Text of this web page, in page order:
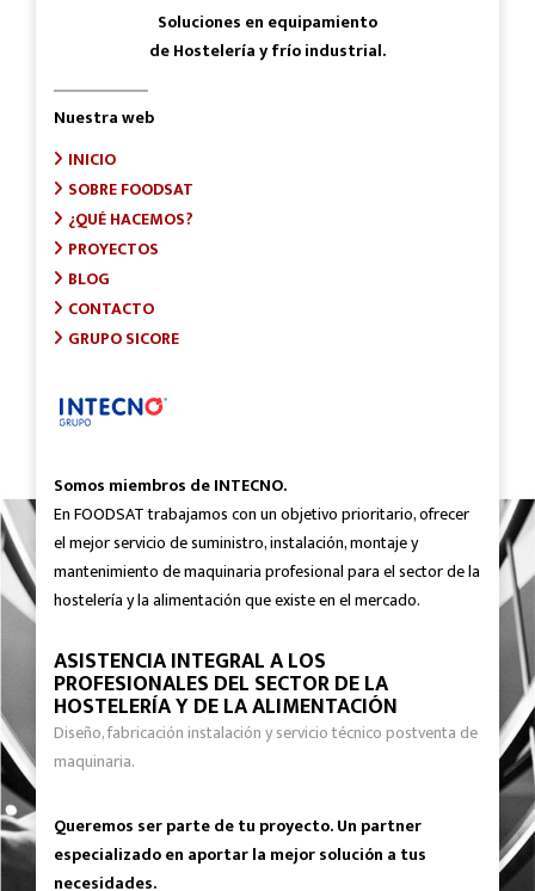
Soluciones en equipamiento
de Hostelería y frío industrial.
Nuestra web
INICIO
SOBRE FOODSAT
¿QUÉ HACEMOS?
PROYECTOS
BLOG
CONTACTO
GRUPO SICORE
Somos miembros de INTECNO.
En FOODSAT trabajamos con un objetivo prioritario, ofrecer
el mejor servicio de suministro, instalación, montaje y
mantenimiento de maquinaria profesional para el sector de la
hostelería y la alimentación que existe en el mercado.
ASISTENCIA INTEGRAL A LOS
PROFESIONALES DEL SECTOR DE LA
HOSTELERÍA Y DE LA ALIMENTACIÓN
Diseño, fabricación instalación y servicio técnico postventa de
maquinaria.
Queremos ser parte de tu proyecto. Un partner
especializado en aportar la mejor solución a tus
necesidades.